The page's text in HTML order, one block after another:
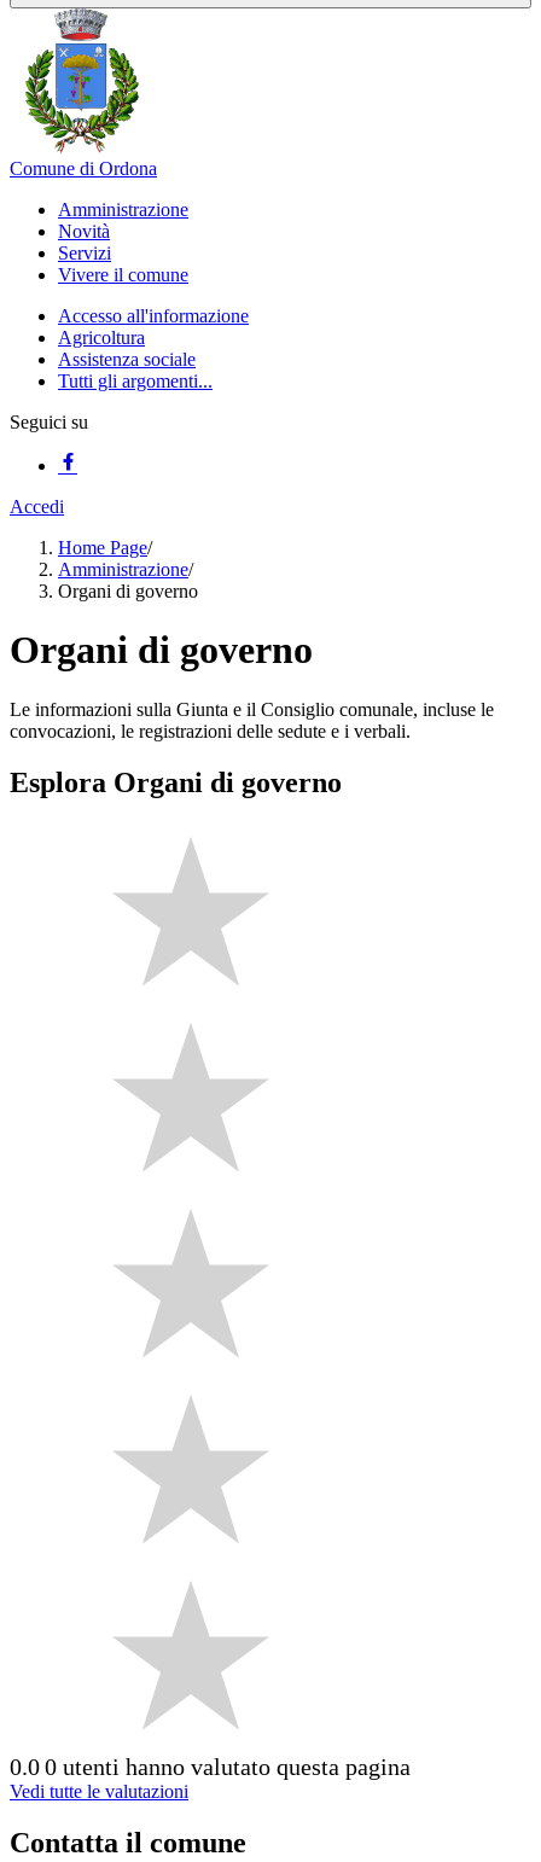
Comune di Ordona
Amministrazione
Novità
Servizi
Vivere il comune
Accesso all'informazione
Agricoltura
Assistenza sociale
Tutti gli argomenti...
Seguici su
Accedi
Home Page/
Amministrazione/
Organi di governo
Organi di governo
Le informazioni sulla Giunta e il Consiglio comunale, incluse le
convocazioni, le registrazioni delle sedute e i verbali.
Esplora Organi di governo
0.00 utenti hanno valutato questa pagina
Vedi tutte le valutazioni
Contatta il comune